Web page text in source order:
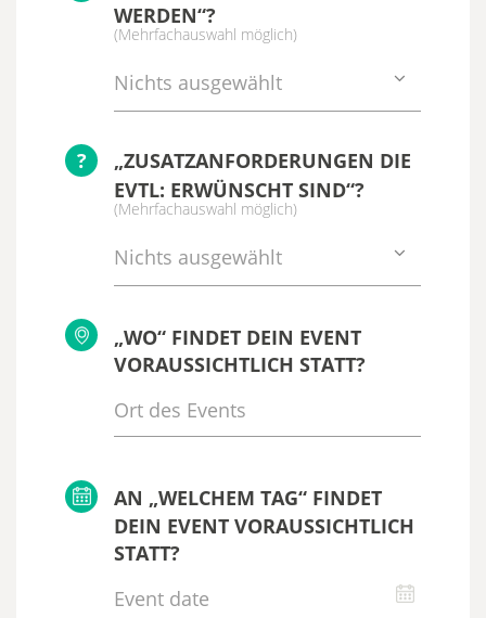
WERDEN“?
(Mehrfachauswahl möglich)
Nichts ausgewählt
?
„ZUSATZANFORDERUNGEN DIE
EVTL: ERWÜNSCHT SIND“?
(Mehrfachauswahl möglich)
Nichts ausgewählt
„WO“ FINDET DEIN EVENT
VORAUSSICHTLICH STATT?
AN „WELCHEM TAG“ FINDET
DEIN EVENT VORAUSSICHTLICH
STATT?